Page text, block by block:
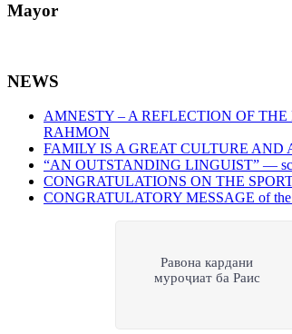
Mayor
NEWS
AMNESTY – A REFLECTION OF
RAHMON
FAMILY IS A GREAT CULTURE AND
“AN OUTSTANDING LINGUIST” —
CONGRATULATIONS ON THE
CONGRATULATORY MESSAGE of the
Равона кардани
муроҷиат ба Раис